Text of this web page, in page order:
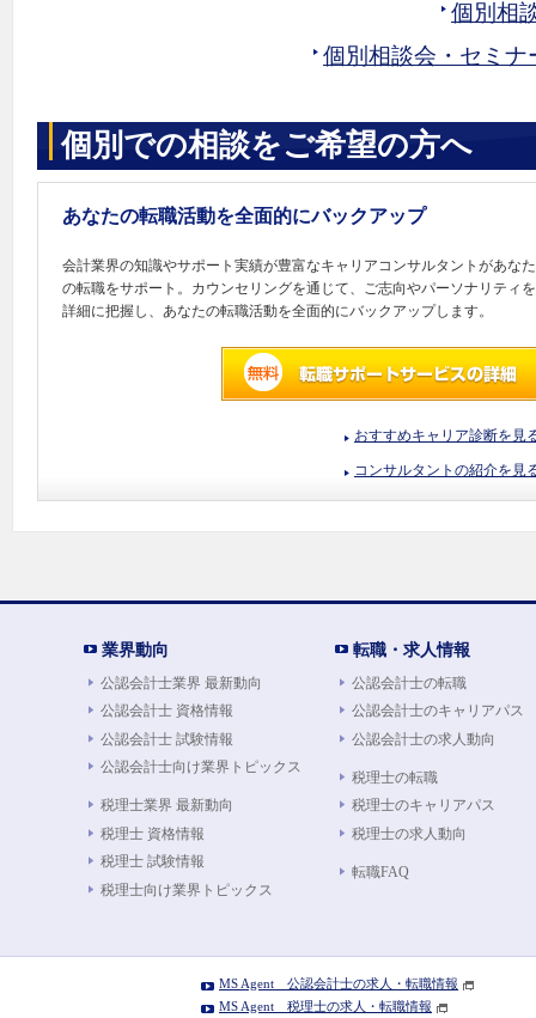
個別相
個別相談会・セミ
個別での相談をご希望の方へ
あなたの転職活動を全面的にバックアップ
会計業界の知識やサポート実績が豊富なキャリアコンサルタントがあなた
の転職をサポート。カウンセリングを通じて、ご志向やパーソナリティを
詳細に把握し、あなたの転職活動を全面的にバックアップします。
おすすめキャリア診断を見
コンサルタントの紹介を見
業界動向
公認会計士業界 最新動向
公認会計士 資格情報
公認会計士 試験情報
公認会計士向け業界トピックス
税理士業界 最新動向
税理士 資格情報
税理士 試験情報
税理士向け業界トピックス
転職・求人情報
公認会計士の転職
公認会計士のキャリアパス
公認会計士の求人動向
税理士の転職
税理士のキャリアパス
税理士の求人動向
転職FAQ
MS Agent 公認会計士の求人・転職情報
MS Agent 税理士の求人・転職情報